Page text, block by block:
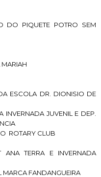
DO PIQUETE POTRO SEM
ESCOLA DR. DIONISIO DE
JUVENIL E DEP.
ROTARY CLUB
ANA TERRA E INVERNADA
FANDANGUEIRA